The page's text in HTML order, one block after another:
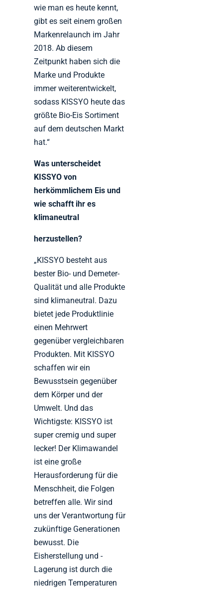
wie man es heute kennt,
gibt es seit einem großen
Markenrelaunch im Jahr
2018. Ab diesem
Zeitpunkt haben sich die
Marke und Produkte
immer weiterentwickelt,
sodass KISSYO heute das
größte Bio-Eis Sortiment
auf dem deutschen Markt
hat.“
Was unterscheidet
KISSYO von
herkömmlichem Eis und
wie schafft ihr es
klimaneutral
herzustellen?
„KISSYO besteht aus
bester Bio- und Demeter-
Qualität und alle Produkte
sind klimaneutral. Dazu
bietet jede Produktlinie
einen Mehrwert
gegenüber vergleichbaren
Produkten. Mit KISSYO
schaffen wir ein
Bewusstsein gegenüber
dem Körper und der
Umwelt. Und das
Wichtigste: KISSYO ist
super cremig und super
lecker! Der Klimawandel
ist eine große
Herausforderung für die
Menschheit, die Folgen
betreffen alle. Wir sind
uns der Verantwortung für
zukünftige Generationen
bewusst. Die
Eisherstellung und -
Lagerung ist durch die
niedrigen Temperaturen